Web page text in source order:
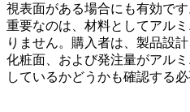
視表面がある場合にも有効です
重要なのは、材料としてアル
りません。購入者は、製品設
化粧面、および発注量がアル
しているかどうかも確認する必